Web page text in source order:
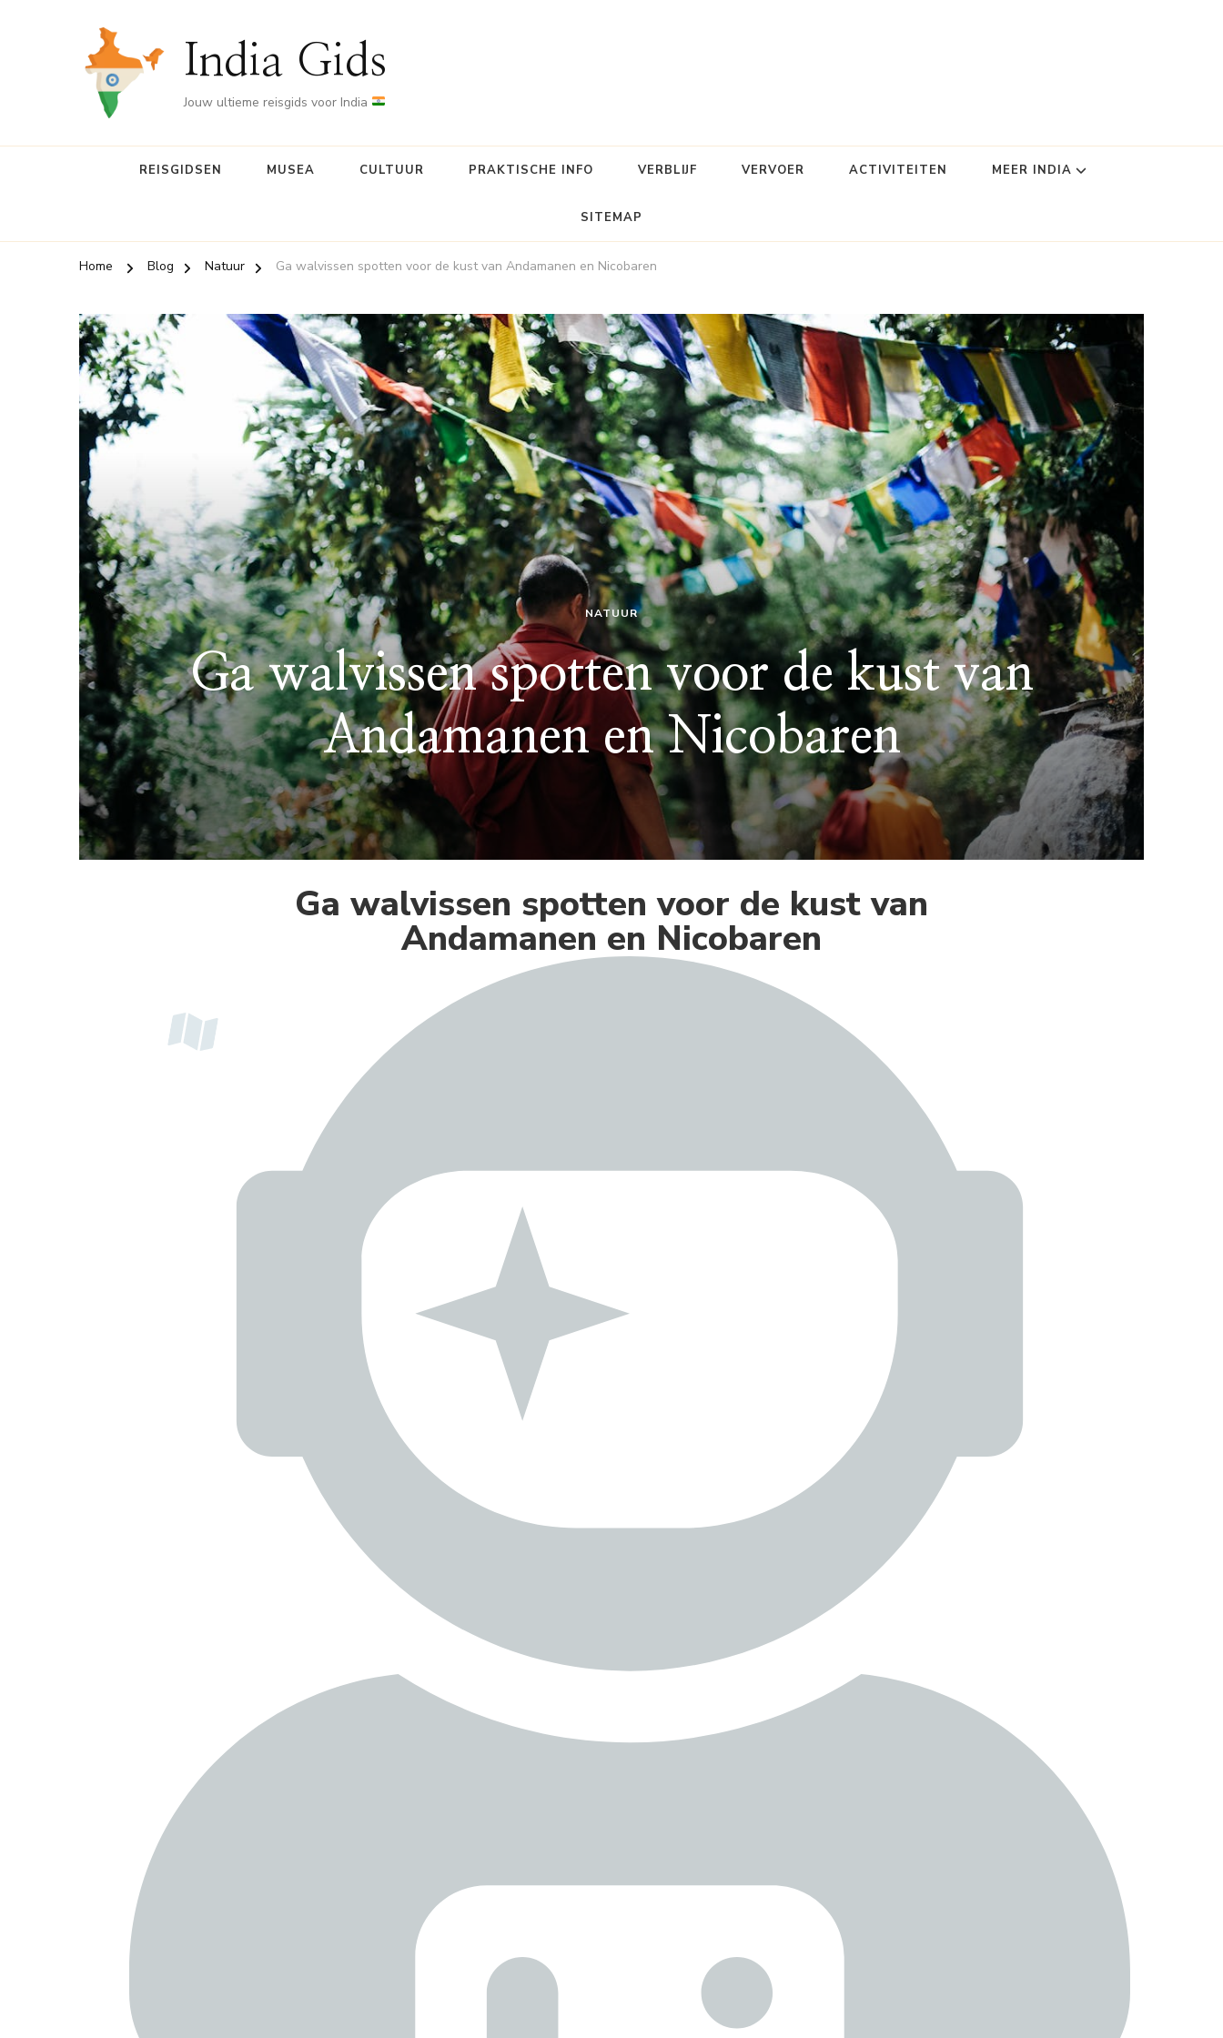
India Gids
Jouw ultieme reisgids voor India
REISGIDSEN MUSEA CULTUUR PRAKTISCHE INFO VERBLIJF VERVOER ACTIVITEITEN MEER INDIA
SITEMAP
Home Blog Natuur Ga walvissen spotten voor de kust van Andamanen en Nicobaren
NATUUR
Ga walvissen spotten voor de kust van
Andamanen en Nicobaren
Ga walvissen spotten voor de kust van
Andamanen en Nicobaren